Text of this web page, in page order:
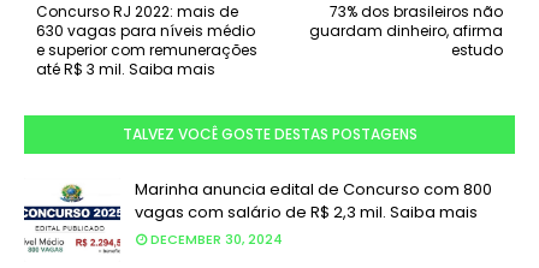
73% dos brasileiros não
guardam dinheiro, afirma
estudo
Concurso RJ 2022: mais de
630 vagas para níveis médio
e superior com remunerações
até R$ 3 mil. Saiba mais
TALVEZ VOCÊ GOSTE DESTAS POSTAGENS
Marinha anuncia edital de Concurso com 800
vagas com salário de R$ 2,3 mil. Saiba mais
DECEMBER 30, 2024